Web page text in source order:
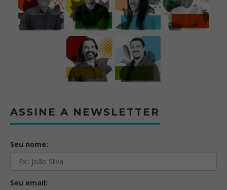
ASSINE A NEWSLETTER
Seu nome:
Seu email: